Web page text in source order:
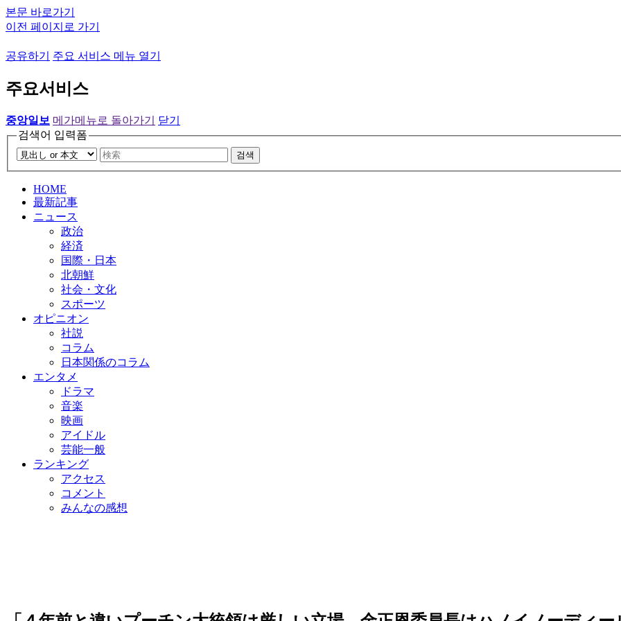
본문 바로가기
이전 페이지로 가기
공유하기 주요 서비스 메뉴 열기
주요서비스
중앙일보 메가메뉴로 돌아가기
닫기
검색어 입력폼
검색
HOME
最新記事
ニュース
政治
経済
国際・日本
北朝鮮
社会・文化
スポーツ
オピニオン
社説
コラム
日本関係のコラム
エンタメ
ドラマ
音楽
映画
アイドル
芸能一般
ランキング
アクセス
コメント
みんなの感想